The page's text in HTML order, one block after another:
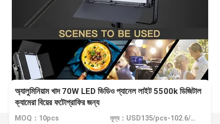
অ্যালুমিনিয়াম খাদ 70W LED ভিডিও প্যানেল লাইট 5500k ডিজিটাল
ক্যামেরা বিয়ের ফটোগ্রাফির জন্য
MOQ：10pcs মূল্য：USD135/pcs-102.6/pcs (10-500pcs)